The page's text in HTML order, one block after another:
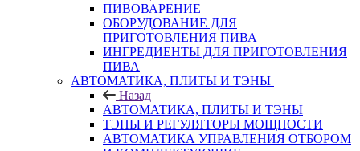
ПИВОВАРЕНИЕ
ОБОРУДОВАНИЕ ДЛЯ
ПРИГОТОВЛЕНИЯ ПИВА
ИНГPЕДИЕНТЫ ДЛЯ ПРИГОТОВЛЕНИЯ
ПИВА
АВТОМАТИКА, ПЛИТЫ И ТЭНЫ
Назад
АВТОМАТИКА, ПЛИТЫ И ТЭНЫ
ТЭНЫ И РЕГУЛЯТОРЫ МОЩНОСТИ
АВТОМАТИКА УПРАВЛЕНИЯ ОТБОРОМ